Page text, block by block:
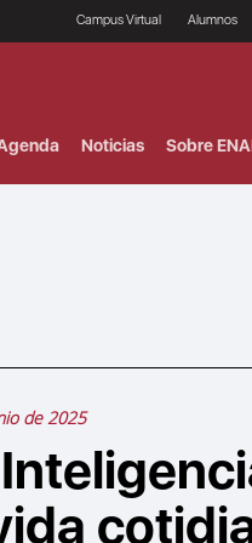
Campus Virtual Alumnos
Noticias Sobre
de 2025